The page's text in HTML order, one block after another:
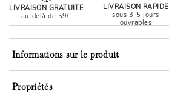
LIVRAISON GRATUITE
au-delà de 59€
LIVRAISON RAPIDE
sous 3-5 jours
ouvrables
Propriétés
Informations sur le produit